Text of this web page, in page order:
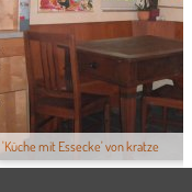
'Küche mit Essecke' von kratze